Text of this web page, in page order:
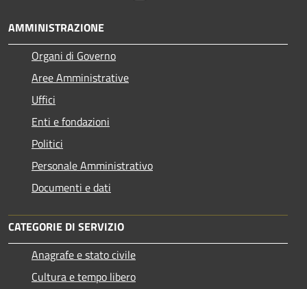
AMMINISTRAZIONE
Organi di Governo
Aree Amministrative
Uffici
Enti e fondazioni
Politici
Personale Amministrativo
Documenti e dati
CATEGORIE DI SERVIZIO
Anagrafe e stato civile
Cultura e tempo libero